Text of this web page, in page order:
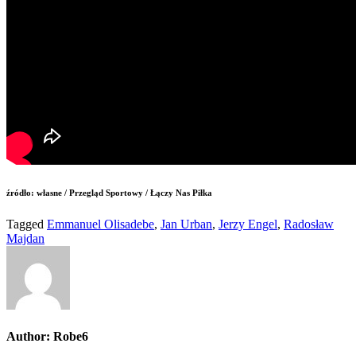
źródło: własne / Przegląd Sportowy / Łączy Nas Piłka
Tagged Emmanuel Olisadebe, Jan Urban, Jerzy Engel, Radosław
Majdan
Author: Robe6